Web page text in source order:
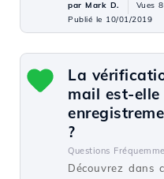
par Mark D. Vues
Publié le 10/01/2019
La
mail est-elle
?
Questions
Découvrez dans